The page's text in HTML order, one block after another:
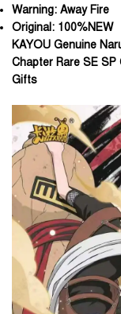
Warning: Away Fire
Original: 100%NEW
KAYOU Genuine
Chapter Rare SE
Gifts